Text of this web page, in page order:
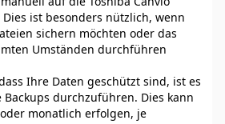
ist besonders nützlich, wenn
sichern möchten oder das
Umständen durchführen
Ihre Daten geschützt sind, ist es
durchzuführen. Dies kann
monatlich erfolgen, je